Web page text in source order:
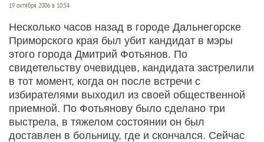
19 октября 2006 в 10:54
Несколько часов назад в городе Дальнегорске
Приморского края был убит кандидат в мэры
этого города Дмитрий Фотьянов. По
свидетельству очевидцев, кандидата застрелили
в тот момент, когда он после встречи с
избирателями выходил из своей общественной
приемной. По Фотьянову было сделано три
выстрела, в тяжелом состоянии он был
доставлен в больницу, где и скончался. Сейчас